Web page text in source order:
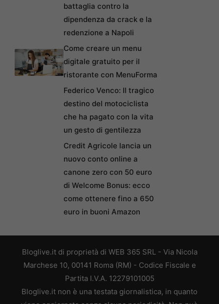
battaglia contro la
dipendenza da crack e la
redenzione a Napoli
Come creare un menu
digitale gratuito per il
ristorante con MenuForma
Federico Venco: Il tragico
destino del motociclista
che ha pagato con la vita
un gesto di gentilezza
Credit Agricole lancia un
nuovo conto online a
canone zero con 50 euro
di Welcome Bonus: ecco
come ottenere fino a 650
euro in buoni Amazon
Bloglive.it di proprietà di WEB 365 SRL - Via Nicola
Marchese 10, 00141 Roma (RM) - Codice Fiscale e
Partita I.V.A. 12279101005
Bloglive.it non è una testata giornalistica, in quanto